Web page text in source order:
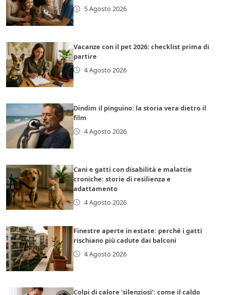
5 Agosto 2026
Vacanze con il pet 2026: checklist prima di
partire
4 Agosto 2026
Dindim il pinguino: la storia vera dietro il
film
4 Agosto 2026
Cani e gatti con disabilità e malattie
croniche: storie di resilienza e
adattamento
4 Agosto 2026
Finestre aperte in estate: perché i gatti
rischiano più cadute dai balconi
4 Agosto 2026
Colpi di calore ‘silenziosi’: come il caldo